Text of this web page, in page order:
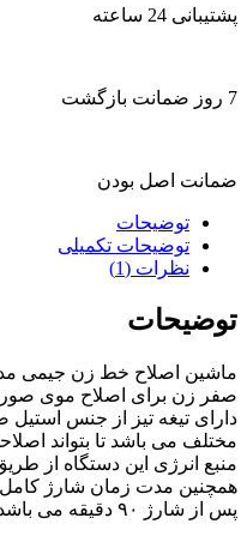
پشتیبانی 24 ساعته
7 روز ضمانت بازگشت
ضمانت اصل بودن
توضیحات
توضیحات تکمیلی
نظرات (1)
توضیحات
صفر زن برای اصلاح موی
مختلف می باشد تا بتواند
پس از شارژ ۹۰ دقیقه می باشد.